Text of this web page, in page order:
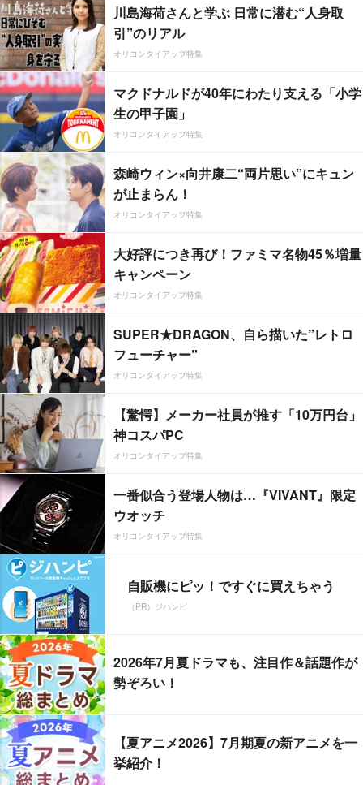
川島海荷さんと学ぶ 日常に潜む“人身取
引”のリアル
オリコンタイアップ特集
マクドナルドが40年にわたり支える「小学
生の甲子園」
オリコンタイアップ特集
森崎ウィン×向井康二“両片思い”にキュン
が止まらん！
オリコンタイアップ特集
大好評につき再び！ファミマ名物45％増量
キャンペーン
オリコンタイアップ特集
SUPER★DRAGON、自ら描いた”レトロ
フューチャー”
オリコンタイアップ特集
【驚愕】メーカー社員が推す「10万円台」
神コスパPC
オリコンタイアップ特集
一番似合う登場人物は…『VIVANT』限定
ウオッチ
オリコンタイアップ特集
自販機にピッ！ですぐに買えちゃう
（PR）ジハンピ
2026年7月夏ドラマも、注目作＆話題作が
勢ぞろい！
【夏アニメ2026】7月期夏の新アニメを一
挙紹介！